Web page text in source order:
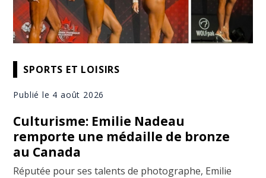
SPORTS ET LOISIRS
Publié le 4 août 2026
Culturisme: Emilie Nadeau
remporte une médaille de bronze
au Canada
Réputée pour ses talents de photographe, Emilie